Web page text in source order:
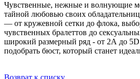
Чувственные, нежные и волнующие
тайной любовью своих
— от кружевной сетки до флока,
чувственных бралеттов до
широкий размерный ряд - от 2А до
подобрать бюст, который станет